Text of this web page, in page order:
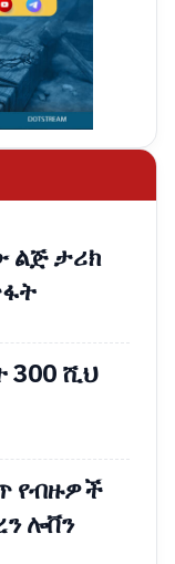
ልጅ ታሪክ
300 ሺህ
የብዙዎች
ሎቨን